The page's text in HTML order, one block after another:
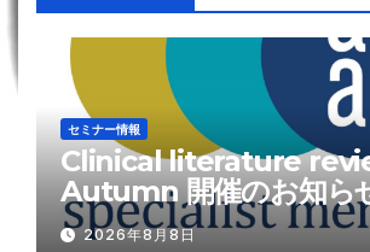
セミナー情報
Clinical literature
Autumn 開催のお知ら
2026年8月8日